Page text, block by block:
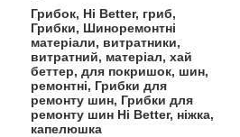
Грибок, Hi Better, гриб,
Грибки, Шиноремонтні
матеріали, витратники,
витратний, матеріал, хай
беттер, для покришок, шин,
ремонтні, Грибки для
ремонту шин, Грибки для
ремонту шин Hi Better, ніжка,
капелюшка